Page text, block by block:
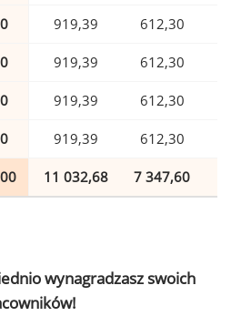
919,39 612,30
919,39 612,30
919,39 612,30
919,39 612,30
11 032,68 7 347,60
wynagradzasz swoich